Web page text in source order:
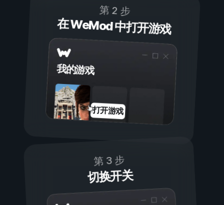
第 2 步
在 WeMod 中打开游戏
我的游戏
打开游戏
第 3 步
切换开关